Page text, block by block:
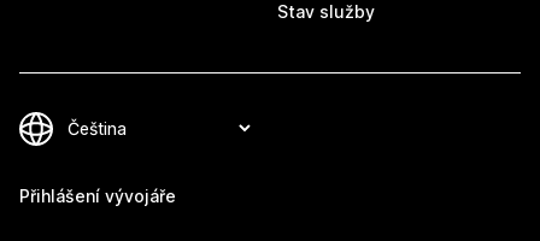
Stav služby
Přihlášení vývojáře